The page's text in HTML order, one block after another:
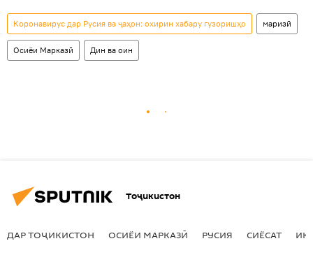
Коронавирус дар Русия ва ҷаҳон: охирин хабару гузоришҳо маризӣ
Осиёи Марказӣ Дин ва оин
Тоҷикистон
ДАР ТОҶИКИСТОН ОСИЁИ МАРКАЗӢ РУСИЯ СИЁСАТ